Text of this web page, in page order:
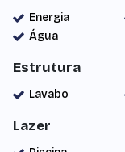
Energia
Água
Estrutura
Lavabo
Lazer